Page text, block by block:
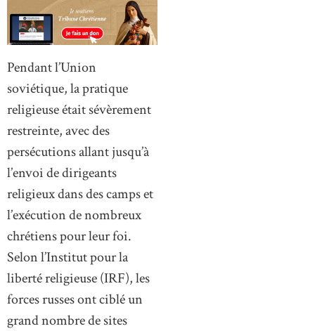
Pendant l’Union
soviétique, la pratique
religieuse était sévèrement
restreinte, avec des
persécutions allant jusqu’à
l’envoi de dirigeants
religieux dans des camps et
l’exécution de nombreux
chrétiens pour leur foi.
Selon l’Institut pour la
liberté religieuse (IRF), les
forces russes ont ciblé un
grand nombre de sites